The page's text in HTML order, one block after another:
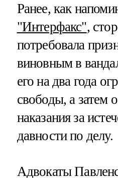
Ранее, как
"Интерфакс",
потребовала
виновным в
его на два года
свободы, а затем
наказания за
давности по делу.
Адвокаты